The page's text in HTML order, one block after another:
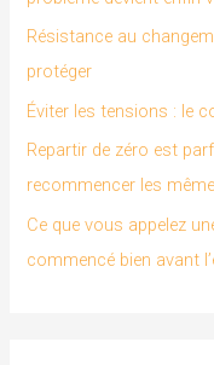
h
e
r
:
Résistance au
protéger
Éviter les tensions : le
Repartir de zéro est
recommencer les
Ce que vous appelez
commencé bien avant